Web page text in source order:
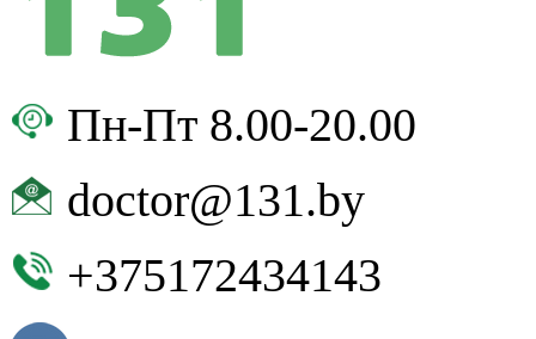
Пн-Пт 8.00-20.00
doctor@131.by
+375172434143